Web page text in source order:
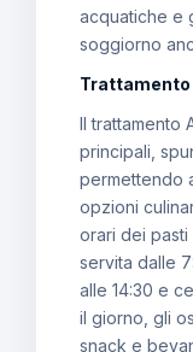
acquatiche e
soggiorno
Trattamento
Il trattamento
principali,
permettendo
opzioni
orari dei
servita dalle
alle 14:30 e
il giorno, gli
snack e